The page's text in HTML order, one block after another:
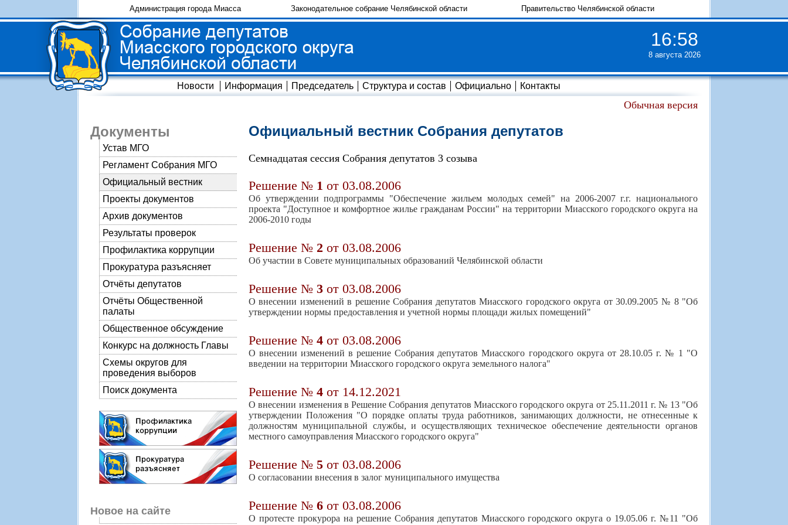
Администрация города Миасса Законодательное собрание Челябинской области Правительство Челябинской области
16:58
8 августа 2026
Новости Информация Председатель Структура и состав Официально Контакты
Обычная версия
Документы
Устав МГО
Регламент Собрания МГО
Официальный вестник
Проекты документов
Архив документов
Результаты проверок
Профилактика коррупции
Прокуратура разъясняет
Отчёты депутатов
Отчёты Общественной
палаты
Общественное обсуждение
Конкурс на должность Главы
Схемы округов для
проведения выборов
Поиск документа
Новое на сайте
Официальный вестник Собрания депутатов
Семнадцатая сессия Собрания депутатов 3 созыва
Решение № 1 от 03.08.2006
Об утверждении подпрограммы "Обеспечение жильем молодых семей" на 2006-2007 г.г. национального
проекта "Доступное и комфортное жилье гражданам России" на территории Миасского городского округа на
2006-2010 годы
Решение № 2 от 03.08.2006
Об участии в Совете муниципальных образований Челябинской области
Решение № 3 от 03.08.2006
О внесении изменений в решение Собрания депутатов Миасского городского округа от 30.09.2005 № 8 "Об
утверждении нормы предоставления и учетной нормы площади жилых помещений"
Решение № 4 от 03.08.2006
О внесении изменений в решение Собрания депутатов Миасского городского округа от 28.10.05 г. № 1 "О
введении на территории Миасского городского округа земельного налога"
Решение № 4 от 14.12.2021
О внесении изменения в Решение Собрания депутатов Миасского городского округа от 25.11.2011 г. № 13 "Об
утверждении Положения "О порядке оплаты труда работников, занимающих должности, не отнесенные к
должностям муниципальной службы, и осуществляющих техническое обеспечение деятельности органов
местного самоуправления Миасского городского округа"
Решение № 5 от 03.08.2006
О согласовании внесения в залог муниципального имущества
Решение № 6 от 03.08.2006
О протесте прокурора на решение Собрания депутатов Миасского городского округа о 19.05.06 г. №11 "Об